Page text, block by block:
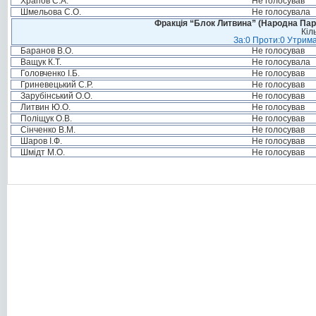
Шмельова С.О.
Не голосувала
Фракція “Блок Литвина” (Народна
За:0 Проти:0
Баранов В.О.
Не голосував
Ващук К.Т.
Не голосувала
Головченко І.Б.
Не голосував
Гриневецький С.Р.
Не голосував
Зарубінський О.О.
Не голосував
Литвин Ю.О.
Не голосував
Поліщук О.В.
Не голосував
Сінченко В.М.
Не голосував
Шаров І.Ф.
Не голосував
Шмідт М.О.
Не голосував